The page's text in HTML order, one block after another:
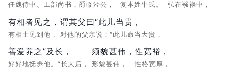
任魏侍中、工部尚书，爵临泾公， 复本姓牛氏。 弘在襁褓中，
有相者见之，
有相士见到他，
谓其父曰“此儿当贵，
对他的父亲说：“此儿命当大贵，
善爱养之”及长，
好好地抚养他。”长大后，
须貌甚伟，
形貌甚伟，
性宽裕，
性格宽厚，